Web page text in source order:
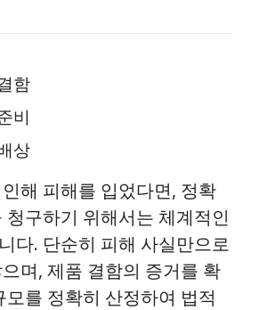
함
비
상
해 피해를 입었다면, 정확
청구하기 위해서는 체계적인
다. 단순히 피해 사실만으로
며, 제품 결함의 증거를 확
모를 정확히 산정하여 법적